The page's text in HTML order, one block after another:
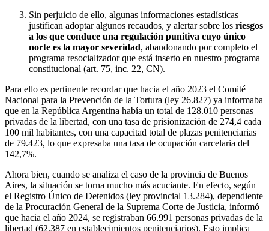
Sin perjuicio de ello, algunas informaciones estadísticas
justifican adoptar algunos recaudos, y alertar sobre los riesgos
a los que conduce una regulación punitiva cuyo único
norte es la mayor severidad, abandonando por completo el
programa resocializador que está inserto en nuestro programa
constitucional (art. 75, inc. 22, CN).
Para ello es pertinente recordar que hacia el año 2023 el Comité
Nacional para la Prevención de la Tortura (ley 26.827) ya informaba
que en la República Argentina había un total de 128.010 personas
privadas de la libertad, con una tasa de prisionización de 274,4 cada
100 mil habitantes, con una capacitad total de plazas penitenciarias
de 79.423, lo que expresaba una tasa de ocupación carcelaria del
142,7%.
Ahora bien, cuando se analiza el caso de la provincia de Buenos
Aires, la situación se torna mucho más acuciante. En efecto, según
el Registro Único de Detenidos (ley provincial 13.284), dependiente
de la Procuración General de la Suprema Corte de Justicia, informó
que hacia el año 2024, se registraban 66.991 personas privadas de la
libertad (62.387 en establecimientos penitenciarios). Esto implica